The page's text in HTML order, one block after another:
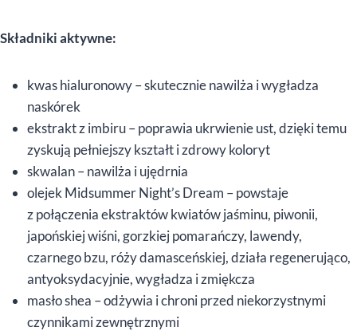
Składniki aktywne:
kwas hialuronowy – skutecznie nawilża i wygładza
naskórek
ekstrakt z imbiru – poprawia ukrwienie ust, dzięki temu
zyskują pełniejszy kształt i zdrowy koloryt
skwalan – nawilża i ujędrnia
olejek Midsummer Night’s Dream – powstaje
z połączenia ekstraktów kwiatów jaśminu, piwonii,
japońskiej wiśni, gorzkiej pomarańczy, lawendy,
czarnego bzu, róży damasceńskiej, działa regenerująco,
antyoksydacyjnie, wygładza i zmiękcza
masło shea – odżywia i chroni przed niekorzystnymi
czynnikami zewnętrznymi